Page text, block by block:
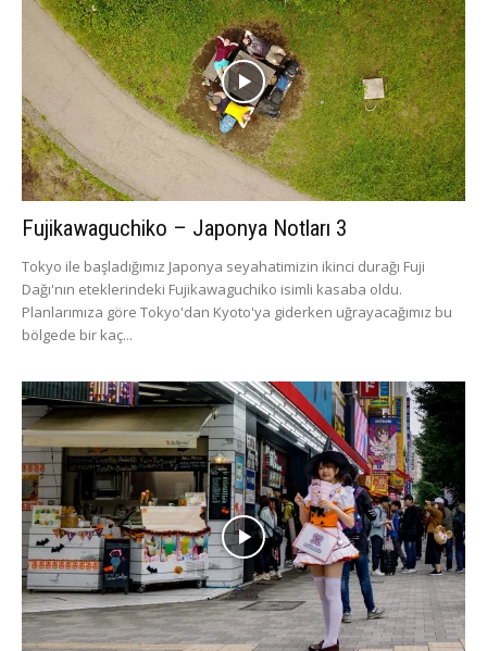
Fujikawaguchiko – Japonya Notları 3
Tokyo ile başladığımız Japonya seyahatimizin ikinci durağı Fuji
Dağı'nın eteklerindeki Fujikawaguchiko isimli kasaba oldu.
Planlarımıza göre Tokyo'dan Kyoto'ya giderken uğrayacağımız bu
bölgede bir kaç...